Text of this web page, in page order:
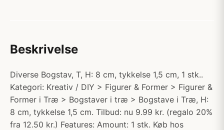
Beskrivelse
Diverse Bogstav, T, H: 8 cm, tykkelse 1,5 cm, 1 stk..
Kategori: Kreativ / DIY > Figurer & Former > Figurer &
Former i Træ > Bogstaver i træ > Bogstave i Træ, H:
8 cm, tykkelse 1,5 cm. Tilbud: nu 9.99 kr. (regalo 20%
fra 12.50 kr.) Features: Amount: 1 stk. Køb hos